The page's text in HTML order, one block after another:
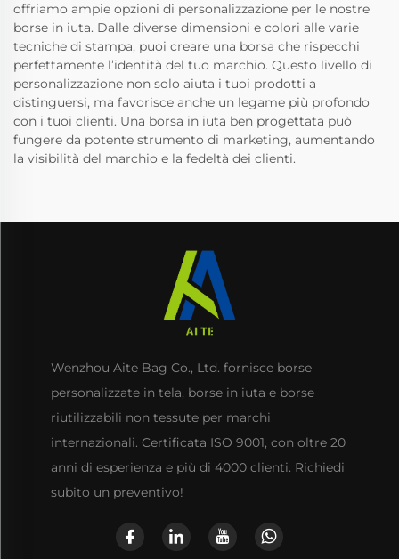
offriamo ampie opzioni di personalizzazione per le nostre
borse in iuta. Dalle diverse dimensioni e colori alle varie
tecniche di stampa, puoi creare una borsa che rispecchi
perfettamente l’identità del tuo marchio. Questo livello di
personalizzazione non solo aiuta i tuoi prodotti a
distinguersi, ma favorisce anche un legame più profondo
con i tuoi clienti. Una borsa in iuta ben progettata può
fungere da potente strumento di marketing, aumentando
la visibilità del marchio e la fedeltà dei clienti.
Wenzhou Aite Bag Co., Ltd. fornisce borse
personalizzate in tela, borse in iuta e borse
riutilizzabili non tessute per marchi
internazionali. Certificata ISO 9001, con oltre 20
anni di esperienza e più di 4000 clienti. Richiedi
subito un preventivo!